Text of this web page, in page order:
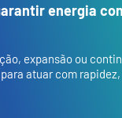
energia
expansão ou
atuar com